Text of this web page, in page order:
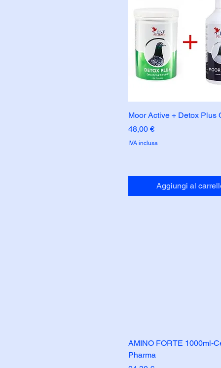
Moor Active + Detox Plus
Prezzo
48,00 €
IVA inclusa
Aggiungi al
AMINO FORTE 1000ml-
Pharma